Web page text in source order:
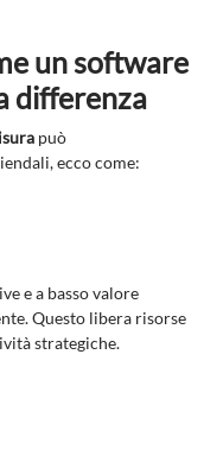
un software
differenza
può
ecco come:
e a basso valore
Questo libera risorse
strategiche.